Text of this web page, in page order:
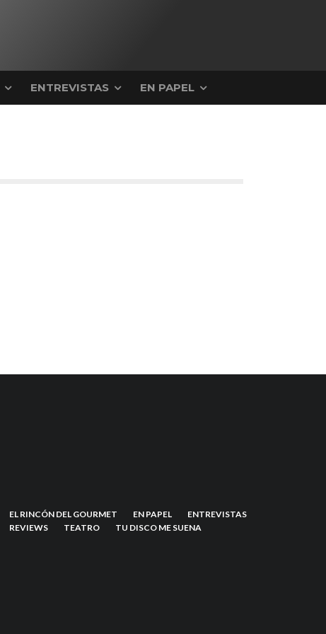
ENTREVISTAS EN PAPEL
EL RINCÓN DEL GOURMET EN PAPEL
ENTREVISTAS
REVIEWS TEATRO TU DISCO ME SUENA